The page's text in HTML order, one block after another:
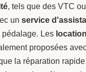
, tels que des VTC
un service
pédalage. Les
proposées
la réparation